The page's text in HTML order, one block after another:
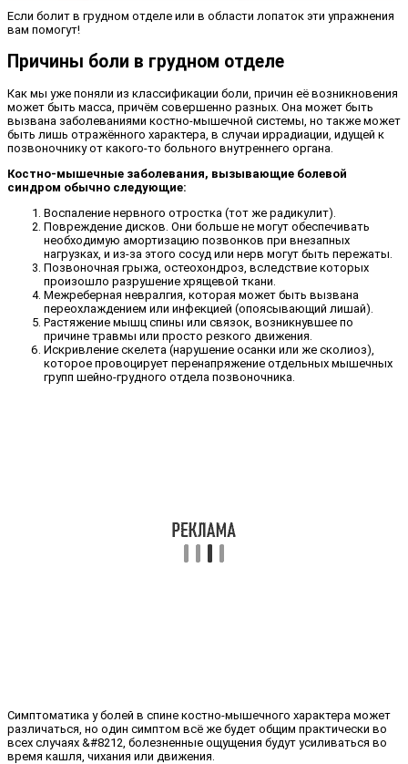
Если болит в грудном отделе или в области лопаток эти упражнения
вам помогут!
Причины боли в грудном отделе
Как мы уже поняли из классификации боли, причин её возникновения
может быть масса, причём совершенно разных. Она может быть
вызвана заболеваниями костно-мышечной системы, но также может
быть лишь отражённого характера, в случаи иррадиации, идущей к
позвоночнику от какого-то больного внутреннего органа.
Костно-мышечные заболевания, вызывающие болевой
синдром обычно следующие:
Воспаление нервного отростка (тот же радикулит).
Повреждение дисков. Они больше не могут обеспечивать
необходимую амортизацию позвонков при внезапных
нагрузках, и из-за этого сосуд или нерв могут быть пережаты.
Позвоночная грыжа, остеохондроз, вследствие которых
произошло разрушение хрящевой ткани.
Межреберная невралгия, которая может быть вызвана
переохлаждением или инфекцией (опоясывающий лишай).
Растяжение мышц спины или связок, возникнувшее по
причине травмы или просто резкого движения.
Искривление скелета (нарушение осанки или же сколиоз),
которое провоцирует перенапряжение отдельных мышечных
групп шейно-грудного отдела позвоночника.
Симптоматика у болей в спине костно-мышечного характера может
различаться, но один симптом всё же будет общим практически во
всех случаях &#8212, болезненные ощущения будут усиливаться во
время кашля, чихания или движения.